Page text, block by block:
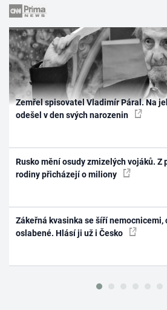
Zemřel spisovatel Vladimír Páral. Na
odešel v den svých narozenin
Rusko mění osudy zmizelých vojáků. Z
rodiny přicházejí o miliony
Zákeřná kvasinka se šíří
oslabené. Hlásí ji už i Česko